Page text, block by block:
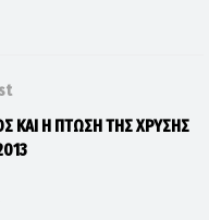
ΚΑΙ Η ΠΤΩΣΗ ΤΗΣ ΧΡΥΣΗΣ